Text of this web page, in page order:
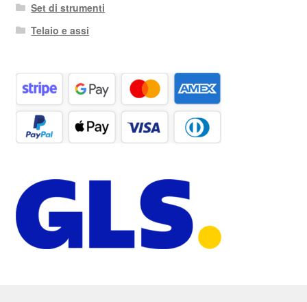
Set di strumenti
Telaio e assi